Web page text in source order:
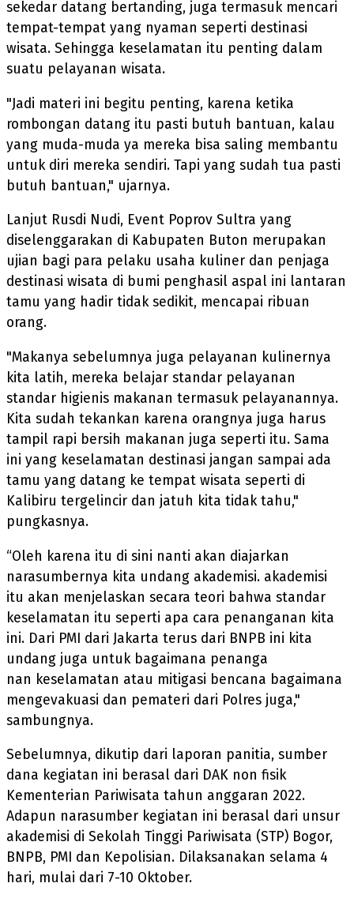
sekedar datang bertanding, juga termasuk mencari
tempat-tempat yang nyaman seperti destinasi
wisata. Sehingga keselamatan itu penting dalam
suatu pelayanan wisata.
"Jadi materi ini begitu penting, karena ketika
rombongan datang itu pasti butuh bantuan, kalau
yang muda-muda ya mereka bisa saling membantu
untuk diri mereka sendiri. Tapi yang sudah tua pasti
butuh bantuan," ujarnya.
Lanjut Rusdi Nudi, Event Poprov Sultra yang
diselenggarakan di Kabupaten Buton merupakan
ujian bagi para pelaku usaha kuliner dan penjaga
destinasi wisata di bumi penghasil aspal ini lantaran
tamu yang hadir tidak sedikit, mencapai ribuan
orang.
"Makanya sebelumnya juga pelayanan kulinernya
kita latih, mereka belajar standar pelayanan
standar higienis makanan termasuk pelayanannya.
Kita sudah tekankan karena orangnya juga harus
tampil rapi bersih makanan juga seperti itu. Sama
ini yang keselamatan destinasi jangan sampai ada
tamu yang datang ke tempat wisata seperti di
Kalibiru tergelincir dan jatuh kita tidak tahu,"
pungkasnya.
“Oleh karena itu di sini nanti akan diajarkan
narasumbernya kita undang akademisi. akademisi
itu akan menjelaskan secara teori bahwa standar
keselamatan itu seperti apa cara penanganan kita
ini. Dari PMI dari Jakarta terus dari BNPB ini kita
undang juga untuk bagaimana penanga
nan keselamatan atau mitigasi bencana bagaimana
mengevakuasi dan pemateri dari Polres juga,"
sambungnya.
Sebelumnya, dikutip dari laporan panitia, sumber
dana kegiatan ini berasal dari DAK non fisik
Kementerian Pariwisata tahun anggaran 2022.
Adapun narasumber kegiatan ini berasal dari unsur
akademisi di Sekolah Tinggi Pariwisata (STP) Bogor,
BNPB, PMI dan Kepolisian. Dilaksanakan selama 4
hari, mulai dari 7-10 Oktober.